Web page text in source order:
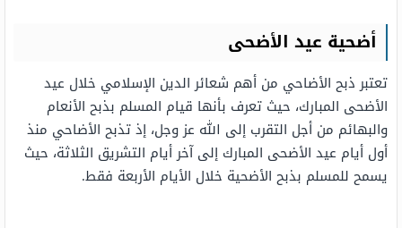
أضحية عيد الأضحى
تعتبر ذبح الأضاحي من أهم شعائر الدين الإسلامي خلال عيد
الأضحى المبارك، حيث تعرف بأنها قيام المسلم بذبح الأنعام
والبهائم من أجل التقرب إلى الله عز وجل، إذ تذبح الأضاحي منذ
أول أيام عيد الأضحى المبارك إلى آخر أيام التشريق الثلاثة، حيث
يسمح للمسلم بذبح الأضحية خلال الأيام الأربعة فقط.